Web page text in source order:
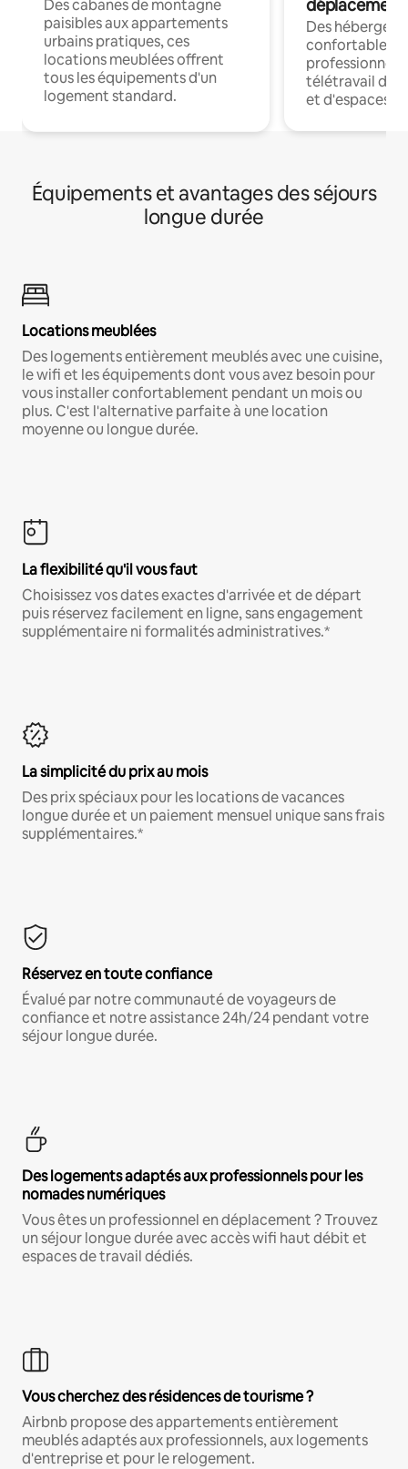
Des cabanes de montagne
paisibles aux appartements
urbains pratiques, ces
locations meublées offrent
tous les équipements d'un
logement standard.
déplacement
Des
confortables
professionnels
télétravail
et d'espaces
Équipements et avantages des séjours
longue durée
Locations meublées
Des logements entièrement meublés avec une cuisine,
le wifi et les équipements dont vous avez besoin pour
vous installer confortablement pendant un mois ou
plus. C'est l'alternative parfaite à une location
moyenne ou longue durée.
La flexibilité qu'il vous faut
Choisissez vos dates exactes d'arrivée et de départ
puis réservez facilement en ligne, sans engagement
supplémentaire ni formalités administratives.*
La simplicité du prix au mois
Des prix spéciaux pour les locations de vacances
longue durée et un paiement mensuel unique sans frais
supplémentaires.*
Réservez en toute confiance
Évalué par notre communauté de voyageurs de
confiance et notre assistance 24h/24 pendant votre
séjour longue durée.
Des logements adaptés aux professionnels pour les
nomades numériques
Vous êtes un professionnel en déplacement ? Trouvez
un séjour longue durée avec accès wifi haut débit et
espaces de travail dédiés.
Vous cherchez des résidences de tourisme ?
Airbnb propose des appartements entièrement
meublés adaptés aux professionnels, aux logements
d'entreprise et pour le relogement.